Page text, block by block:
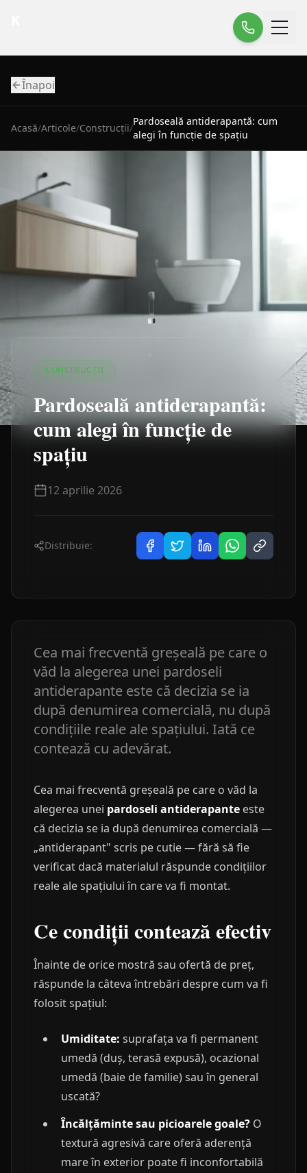
Înapoi
Acasă/Articole/Construcții/
Pardoseală antiderapantă: cum
alegi în funcție de spațiu
CONSTRUCȚII
Pardoseală antiderapantă:
cum alegi în funcție de
spațiu
12 aprilie 2026
Distribuie:
Cea mai frecventă greșeală pe care o
văd la alegerea unei pardoseli
antiderapante este că decizia se ia
după denumirea comercială, nu după
condițiile reale ale spațiului. Iată ce
contează cu adevărat.
Cea mai frecventă greșeală pe care o văd la
alegerea unei pardoseli antiderapante este
că decizia se ia după denumirea comercială —
„antiderapant" scris pe cutie — fără să fie
verificat dacă materialul răspunde condițiilor
reale ale spațiului în care va fi montat.
Ce condiții contează efectiv
Înainte de orice mostră sau ofertă de preț,
răspunde la câteva întrebări despre cum va fi
folosit spațiul:
Umiditate: suprafața va fi permanent
umedă (duș, terasă expusă), ocazional
umedă (baie de familie) sau în general
uscată?
Încălțăminte sau picioarele goale? O
textură agresivă care oferă aderență
mare în exterior poate fi inconfortabilă